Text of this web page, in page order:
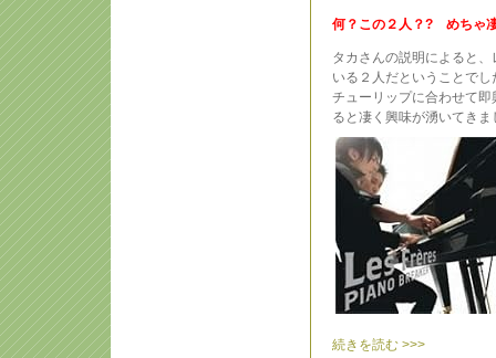
何？この２人？? めちゃ
タカさんの説明によると
いる２人だということで
チューリップに合わせて
ると凄く興味が湧いてきま
続きを読む >>>